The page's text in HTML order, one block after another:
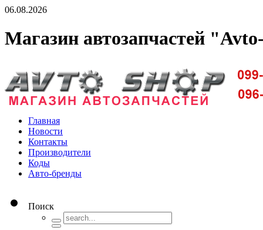
06.08.2026
Магазин автозапчастей
Доставка запчастей по Киеву и
Главная
Новости
Контакты
Производители
Коды
Авто-бренды
Поиск